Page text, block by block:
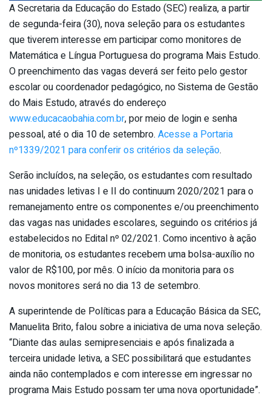
A Secretaria da Educação do Estado (SEC) realiza, a partir
de segunda-feira (30), nova seleção para os estudantes
que tiverem interesse em participar como monitores de
Matemática e Língua Portuguesa do programa Mais Estudo.
O preenchimento das vagas deverá ser feito pelo gestor
escolar ou coordenador pedagógico, no Sistema de Gestão
do Mais Estudo, através do endereço
www.educacaobahia.com.br, por meio de login e senha
pessoal, até o dia 10 de setembro. Acesse a Portaria
nº1339/2021 para conferir os critérios da seleção.
Serão incluídos, na seleção, os estudantes com resultado
nas unidades letivas I e II do continuum 2020/2021 para o
remanejamento entre os componentes e/ou preenchimento
das vagas nas unidades escolares, seguindo os critérios já
estabelecidos no Edital nº 02/2021. Como incentivo à ação
de monitoria, os estudantes recebem uma bolsa-auxílio no
valor de R$100, por mês. O início da monitoria para os
novos monitores será no dia 13 de setembro.
A superintende de Políticas para a Educação Básica da SEC,
Manuelita Brito, falou sobre a iniciativa de uma nova seleção.
“Diante das aulas semipresenciais e após finalizada a
terceira unidade letiva, a SEC possibilitará que estudantes
ainda não contemplados e com interesse em ingressar no
programa Mais Estudo possam ter uma nova oportunidade”.